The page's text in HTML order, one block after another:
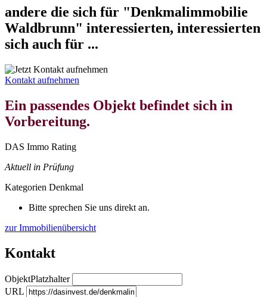
andere die sich für "Denkmalimmobilie
Waldbrunn" interessierten, interessierten
sich auch für ...
Kontakt aufnehmen
Ein passendes Objekt befindet sich in
Vorbereitung.
DAS Immo Rating
Aktuell in Prüfung
Kategorien Denkmal
Bitte sprechen Sie uns direkt an.
zur Immobilienübersicht
Kontakt
ObjektPlatzhalter
URL